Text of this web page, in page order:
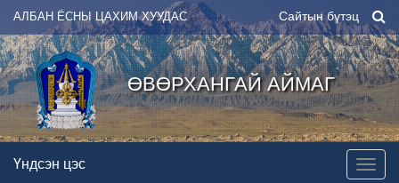
АЛБАН ЁСНЫ ЦАХИМ ХУУДАС Сайтын бүтэц
ӨВӨРХАНГАЙ АЙМАГ
Үндсэн цэс